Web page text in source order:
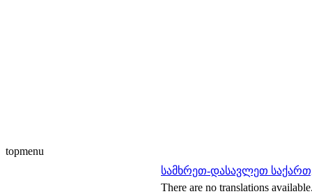
topmenu
სამხრეთ-დასავლეთ
There are no translations